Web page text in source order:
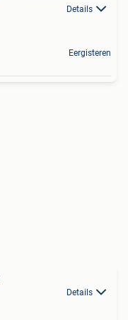
Details
Eergisteren
Details